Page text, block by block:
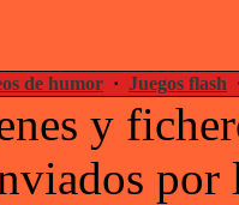
de humor · Juegos flash
y
por